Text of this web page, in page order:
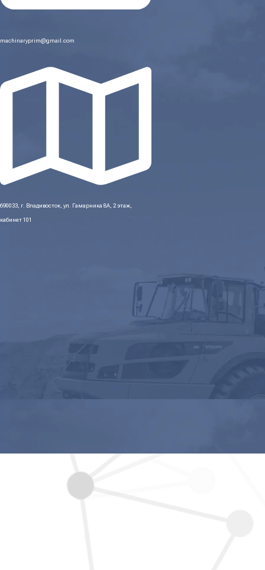
machinaryprim@gmail.com
690033, г. Владивосток, ул. Гамарника 8А, 2 этаж,
кабинет 101